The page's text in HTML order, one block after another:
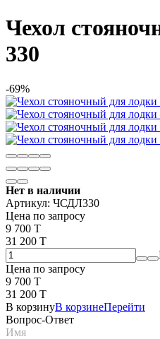
Чехол
330
-69%
Нет в наличии
Артикул: ЧСДЛ330
Цена по запросу
9 700 T
31 200 T
Цена по запросу
9 700 T
31 200 T
В корзинуВ корзинеПерейти
Вопрос-Ответ
Имя